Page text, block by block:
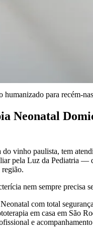
humanizado para recém-
Neonatal
do vinho paulista, tem
pela Luz da Pediatria —
nem sempre precisa
com total
em casa em São
e